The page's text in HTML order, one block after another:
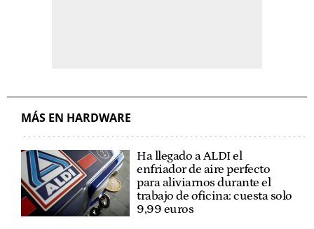
MÁS EN HARDWARE
Ha llegado a ALDI el
enfriador de aire perfecto
para aliviarnos durante el
trabajo de oficina: cuesta solo
9,99 euros